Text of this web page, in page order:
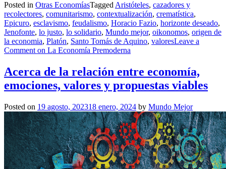
Posted in Otras EconomíasTaggedAristóteles, cazadores y
recolectores, comunitarismo, contextualización, crematística,
Epicuro, esclavismo, feudalismo, Horacio Fazio, horizonte deseado,
Jenofonte, lo justo, lo solidario, Mundo mejor, oikonomos, origen de
la economia, Platón, Santo Tomás de Aquino, valoresLeave a
Commenton La Economía Premoderna
Acerca de la relación entre economía,
emociones, valores y propuestas viables
Posted on 19 agosto, 202318 enero, 2024 by Mundo Mejor